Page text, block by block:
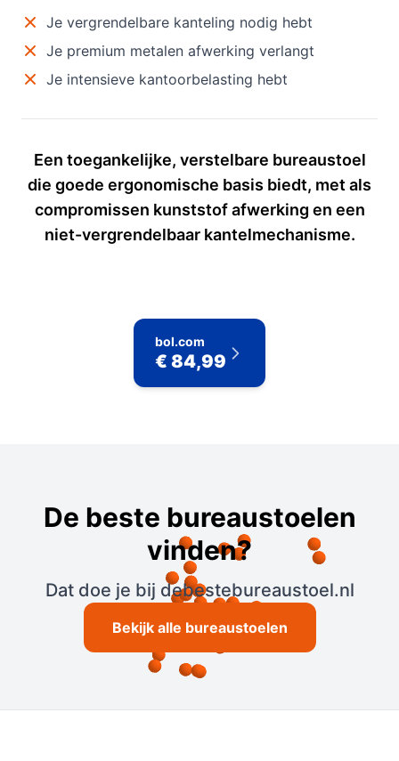
Je vergrendelbare kanteling nodig hebt
Je premium metalen afwerking verlangt
Je intensieve kantoorbelasting hebt
Een toegankelijke, verstelbare bureaustoel
die goede ergonomische basis biedt, met als
compromissen kunststof afwerking en een
niet-vergrendelbaar kantelmechanisme.
bol.com
€ 84,99
De beste bureaustoelen
vinden?
Dat doe je bij debestebureaustoel.nl
Bekijk alle bureaustoelen